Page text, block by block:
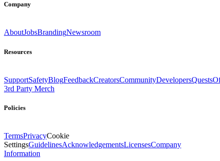
Company
AboutJobsBrandingNewsroom
Resources
SupportSafetyBlogFeedbackCreatorsCommunityDevelopersQuests
3rd Party Merch
Policies
TermsPrivacyCookie
SettingsGuidelinesAcknowledgementsLicensesCompany
Information